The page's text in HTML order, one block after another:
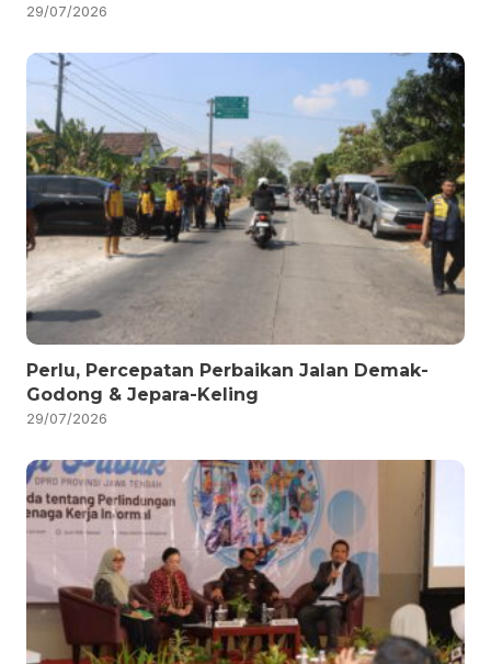
29/07/2026
Perlu, Percepatan Perbaikan Jalan Demak-
Godong & Jepara-Keling
29/07/2026